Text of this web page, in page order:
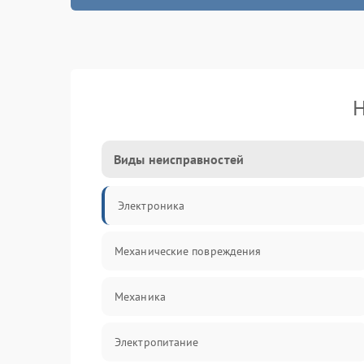
Виды неисправностей
Электроника
Механические повреждения
Механика
Электропитание